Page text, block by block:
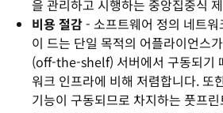
을 관리하고 시행하는 중앙집중식
비용 절감- 소프트웨어 정의 네트
이 드는 단일 목적의 어플라이언스
(off-the-shelf) 서버에서 구동되기
워크 인프라에 비해 저렴합니다. 또
기능이 구동되므로 차지하는 풋프